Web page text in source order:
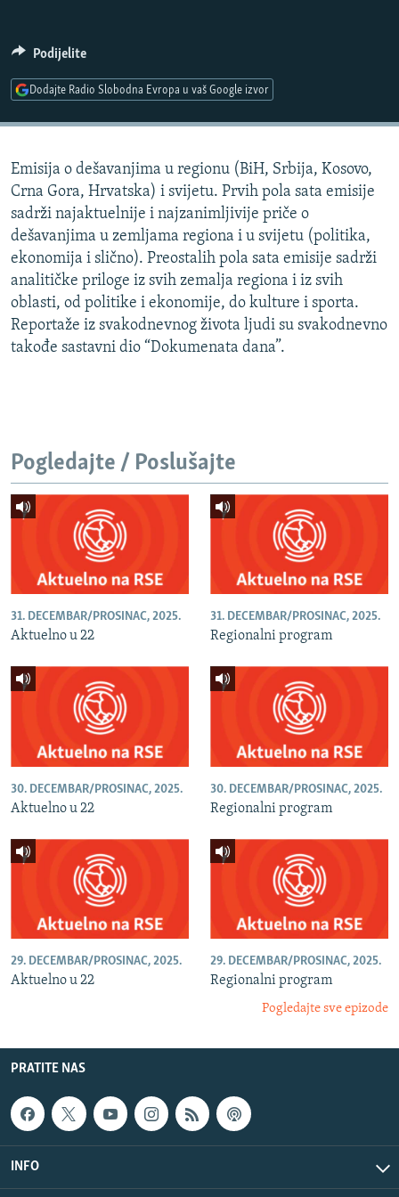
DNEVNO@RSE
SPECIJALI RSE
POPLAVE I KLIZIŠTA U BIH 2024.
TV LIBERTY
POST SCRIPTUM
MOJA EVROPA
TRI DECENIJE OD RATA U BIH
SVE KARTE DEJTONA
PRATITE NAS
Sve RFE/RL stranice
Podijelite
Dodajte Radio Slobodna Evropa u vaš Google izvor
Emisija o dešavanjima u regionu (BiH, Srbija, Kosovo,
Crna Gora, Hrvatska) i svijetu. Prvih pola sata emisije
sadrži najaktuelnije i najzanimljivije priče o
dešavanjima u zemljama regiona i u svijetu (politika,
ekonomija i slično). Preostalih pola sata emisije sadrži
analitičke priloge iz svih zemalja regiona i iz svih
oblasti, od politike i ekonomije, do kulture i sporta.
Reportaže iz svakodnevnog života ljudi su svakodnevno
takođe sastavni dio “Dokumenata dana”.
Pogledajte / Poslušajte
31. DECEMBAR/PROSINAC, 2025.
Aktuelno u 22
31. DECEMBAR/PROSINAC, 2025.
Regionalni program
30. DECEMBAR/PROSINAC, 2025.
Aktuelno u 22
30. DECEMBAR/PROSINAC, 2025.
Regionalni program
29. DECEMBAR/PROSINAC, 2025.
Aktuelno u 22
29. DECEMBAR/PROSINAC, 2025.
Regionalni program
Pogledajte sve epizode
PRATITE NAS
INFO